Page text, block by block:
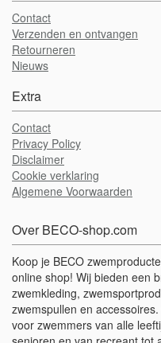
Contact
Verzenden en ontvangen
Retourneren
Nieuws
Extra
Contact
Privacy Policy
Disclaimer
Cookie verklaring
Algemene Voorwaarden
Over BECO-shop.com
Koop je BECO
online shop! Wij bieden een
zwemkleding,
zwemspullen en
voor zwemmers van alle